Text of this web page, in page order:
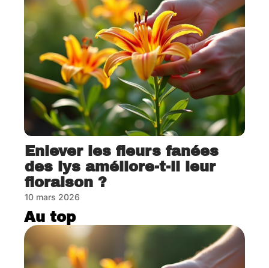
Enlever les fleurs fanées
des lys améliore-t-il leur
floraison ?
10 mars 2026
Au top